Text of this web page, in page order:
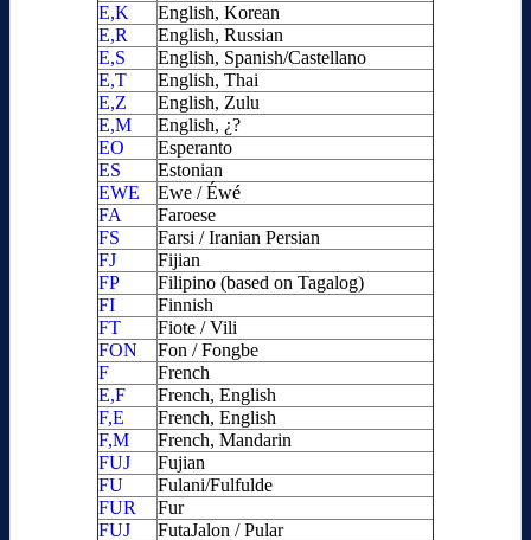
E,K
English, Korean
E,R
English, Russian
E,S
English, Spanish/Castellano
E,T
English, Thai
E,Z
English, Zulu
E,M
English, ¿?
EO
Esperanto
ES
Estonian
EWE
Ewe / Éwé
FA
Faroese
FS
Farsi / Iranian Persian
FJ
Fijian
FP
Filipino (based on Tagalog)
FI
Finnish
FT
Fiote / Vili
FON
Fon / Fongbe
F
French
E,F
French, English
F,E
French, English
F,M
French, Mandarin
FUJ
Fujian
FU
Fulani/Fulfulde
FUR
Fur
FUJ
FutaJalon / Pular